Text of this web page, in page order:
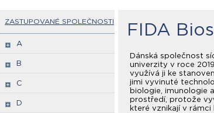
ZASTUPOVANÉ SPOLEČNOSTI
A
B
C
D
FIDA
Dánská společnost
univerzity v roce
využívá ji ke
jimi vyvinuté
biologie, imunologie
prostředí, protože
které vznikají v